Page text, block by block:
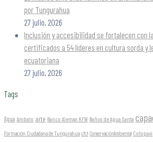
por Tungurahua
27 julio, 2026
Inclusión y accesibilidad se fortalecen con
certificados a 54 líderes en cultura sorda y
ecuatoriana
27 julio, 2026
Tags
Agua Ambato arte Banco Alemán KFW Baños de Agua Santa
Formación Ciudadana de Tungurahua cfct ConservaciónAmbiental Cotopaxi